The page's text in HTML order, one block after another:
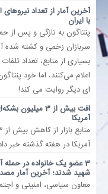
چند رسانه‌ای
اجتماعی
صنعت معدن و تجارت
بیمه و
انرژی
آخرین آمار از تعداد
با ایران
پنتاگون به تازگی و پس از
سربازان زخمی و کشته شده
بسیاری از منابع، تعداد
اعلام می‌کنند، اما خود
ای دیگر روایت می کند!
افت بیش از 3
آمریکا
آمریکا در هفته گذشته خبر
3 عضو یک خانواده در حمله
شهید شدند؛ آخرین آمار
معاون سیاسی، امنیتی و